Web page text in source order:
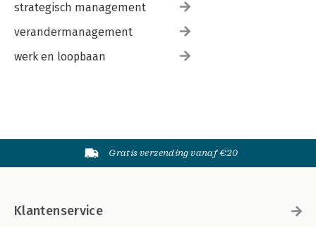
strategisch management
verandermanagement
werk en loopbaan
Gratis verzending vanaf €20
Klantenservice